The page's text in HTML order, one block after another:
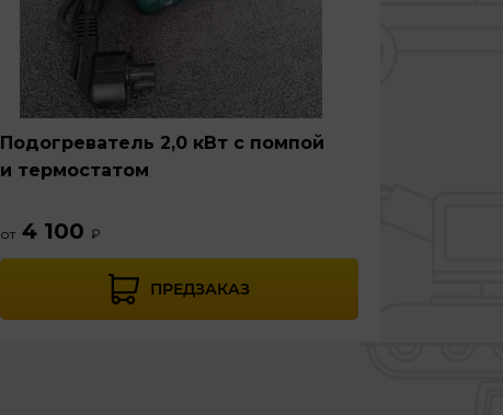
Подогреватель 2,0 кВт с помпой
и термостатом
от 4 100 ₽
ПРЕДЗАКАЗ